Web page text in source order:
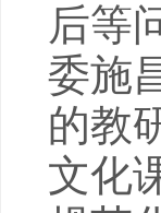
后等
委施
的教
文化